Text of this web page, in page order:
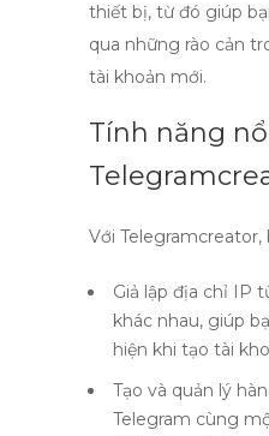
thiết bị, từ đó giúp
qua những rào cản
tài khoản mới.
Tính năng
Với Telegramcreator,
Giả lập địa chỉ IP
khác nhau, giúp
hiện khi tạo tài
Tạo và quản lý
Telegram cùng